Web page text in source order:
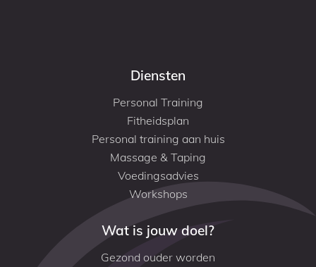
Diensten
Personal Training
Fitheidsplan
Personal training aan huis
Massage & Taping
Voedingsadvies
Workshops
Wat is jouw doel?
Gezond ouder worden